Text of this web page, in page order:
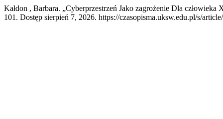
Kałdon , Barbara. „Cyberprzestrzeń Jako zagrożenie Dla
101. Dostęp sierpień 7, 2026. https://czasopisma.uksw.edu.pl/s/